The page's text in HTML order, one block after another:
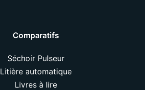
Comparatifs
Séchoir Pulseur
Litière automatique
Livres à lire